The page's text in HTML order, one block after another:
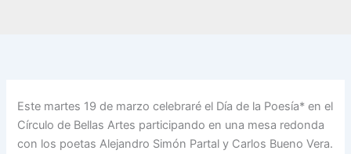
Este martes 19 de marzo celebraré el Día de la Poesía* en el
Círculo de Bellas Artes participando en una mesa redonda
con los poetas Alejandro Simón Partal y Carlos Bueno Vera.